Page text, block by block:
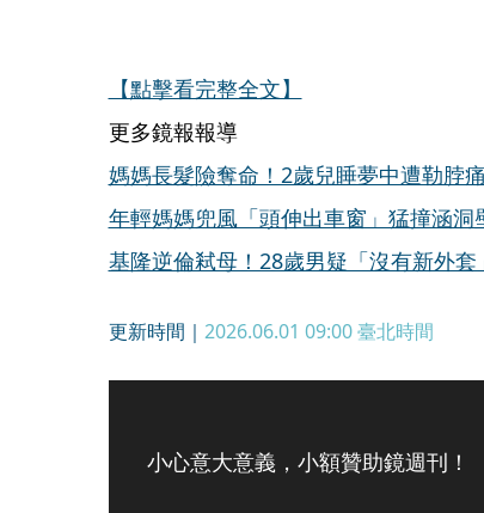
【點擊看完整全文】
更多鏡報報導
媽媽長髮險奪命！2歲兒睡夢中遭勒
年輕媽媽兜風「頭伸出車窗」猛撞涵
基隆逆倫弒母！28歲男疑「沒有新外
更新時間｜ 2026.06.01 09:00臺北時間
小心意大意義，小額贊助鏡週刊！